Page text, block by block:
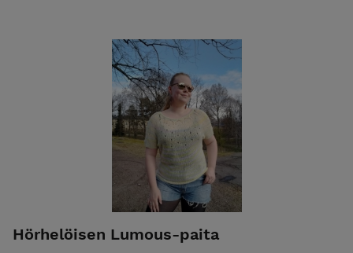
ruutukaaviota on helppo seurata.
Hörhelöisen Lumous-paita